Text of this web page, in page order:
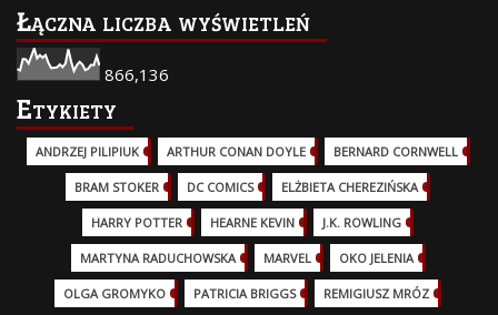
Łączna liczba wyświetleń
866,136
Etykiety
ANDRZEJ PILIPIUK (29)ARTHUR CONAN DOYLE BERNARD CORNWELL
BRAM STOKER DC COMICS (17)ELŻBIETA CHEREZIŃSKA
HARRY POTTER (13)HEARNE KEVIN J.K. ROWLING
MARTYNA RADUCHOWSKA MARVEL (32)OKO JELENIA
OLGA GROMYKO PATRICIA BRIGGS (12)REMIGIUSZ MRÓZ